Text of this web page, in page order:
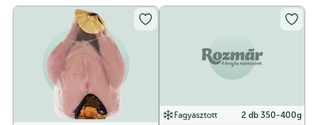
Fagyasztott 2 db 350-400g